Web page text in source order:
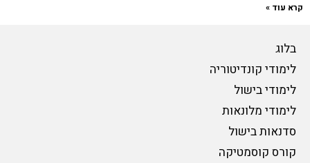
קרא עוד »
בלוג
לימודי קונדיטוריה
לימודי בישול
לימודי מלונאות
סדנאות בישול
קורס קוסמטיקה